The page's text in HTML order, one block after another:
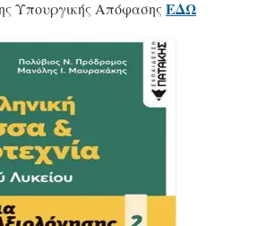
Υπουργικής Απόφασης ΕΔΩ